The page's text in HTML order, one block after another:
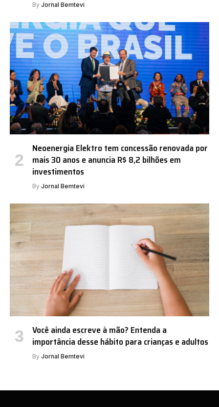
By Jornal Bemtevi
Neoenergia Elektro tem concessão renovada por
mais 30 anos e anuncia R$ 8,2 bilhões em
investimentos
By Jornal Bemtevi
Você ainda escreve à mão? Entenda a
importância desse hábito para crianças e adultos
By Jornal Bemtevi